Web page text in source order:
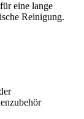
eine lange
Reinigung.